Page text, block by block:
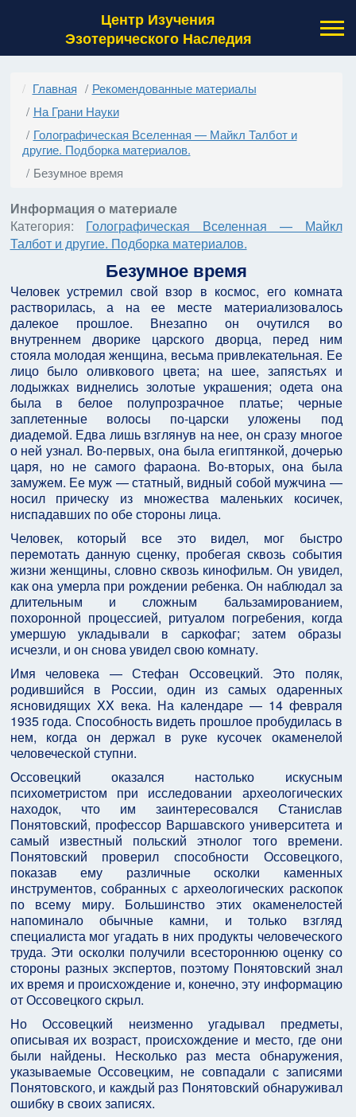
Центр Изучения
Эзотерического Наследия
Главная
Рекомендованные материалы
На Грани Науки
Голографическая Вселенная — Майкл Талбот и
другие. Подборка материалов.
Безумное время
Информация о материале
Категория: Голографическая Вселенная — Майкл
Талбот и другие. Подборка материалов.
Безумное время
Человек устремил свой взор в космос, его комната
растворилась, а на ее месте материализовалось
далекое прошлое. Внезапно он очутился во
внутреннем дворике царского дворца, перед ним
стояла молодая женщина, весьма привлекательная. Ее
лицо было оливкового цвета; на шее, запястьях и
лодыжках виднелись золотые украшения; одета она
была в белое полупрозрачное платье; черные
заплетенные волосы по-царски уложены под
диадемой. Едва лишь взглянув на нее, он сразу многое
о ней узнал. Во-первых, она была египтянкой, дочерью
царя, но не самого фараона. Во-вторых, она была
замужем. Ее муж — статный, видный собой мужчина —
носил прическу из множества маленьких косичек,
ниспадавших по обе стороны лица.
Человек, который все это видел, мог быстро
перемотать данную сценку, пробегая сквозь события
жизни женщины, словно сквозь кинофильм. Он увидел,
как она умерла при рождении ребенка. Он наблюдал за
длительным и сложным бальзамированием,
похоронной процессией, ритуалом погребения, когда
умершую укладывали в саркофаг; затем образы
исчезли, и он снова увидел свою комнату.
Имя человека — Стефан Оссовецкий. Это поляк,
родившийся в России, один из самых одаренных
ясновидящих XX века. На календаре — 14 февраля
1935 года. Способность видеть прошлое пробудилась в
нем, когда он держал в руке кусочек окаменелой
человеческой ступни.
Оссовецкий оказался настолько искусным
психометристом при исследовании археологических
находок, что им заинтересовался Станислав
Понятовский, профессор Варшавского университета и
самый известный польский этнолог того времени.
Понятовский проверил способности Оссовецкого,
показав ему различные осколки каменных
инструментов, собранных с археологических раскопок
по всему миру. Большинство этих окаменелостей
напоминало обычные камни, и только взгляд
специалиста мог угадать в них продукты человеческого
труда. Эти осколки получили всестороннюю оценку со
стороны разных экспертов, поэтому Понятовский знал
их время и происхождение и, конечно, эту информацию
от Оссовецкого скрыл.
Но Оссовецкий неизменно угадывал предметы,
описывая их возраст, происхождение и место, где они
были найдены. Несколько раз места обнаружения,
указываемые Оссовецким, не совпадали с записями
Понятовского, и каждый раз Понятовский обнаруживал
ошибку в своих записях.